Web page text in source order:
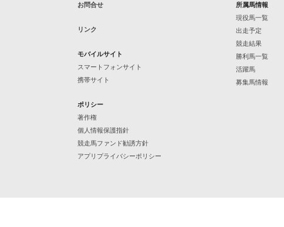
お問合せ
リンク
モバイルサイト
スマートフォンサイト
携帯サイト
ポリシー
著作権
個人情報保護指針
競走馬ファンド勧誘方針
アプリプライバシーポリシー
所属馬情報
現役馬一覧
出走予定
競走結果
勝利馬一覧
活躍馬
募集馬情報